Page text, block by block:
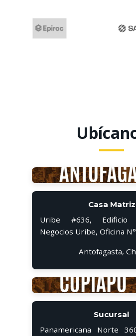
Casa Matriz
Uribe #636, Edificio
Negocios Uribe, Oficina
Antofagasta,
Sucursal
Panamericana Norte